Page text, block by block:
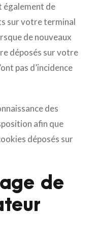
également de
sur votre terminal
de nouveaux
déposés sur votre
pas d’incidence
des
afin que
déposés sur
de